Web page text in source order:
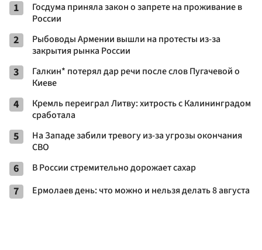
1
Госдума приняла закон о запрете на проживание в
России
2
Рыбоводы Армении вышли на протесты из-за
закрытия рынка России
3
Галкин* потерял дар речи после слов Пугачевой о
Киеве
4
Кремль переиграл Литву: хитрость с Калининградом
сработала
5
На Западе забили тревогу из-за угрозы окончания
СВО
6 В России стремительно дорожает сахар
7 Ермолаев день: что можно и нельзя делать 8 августа